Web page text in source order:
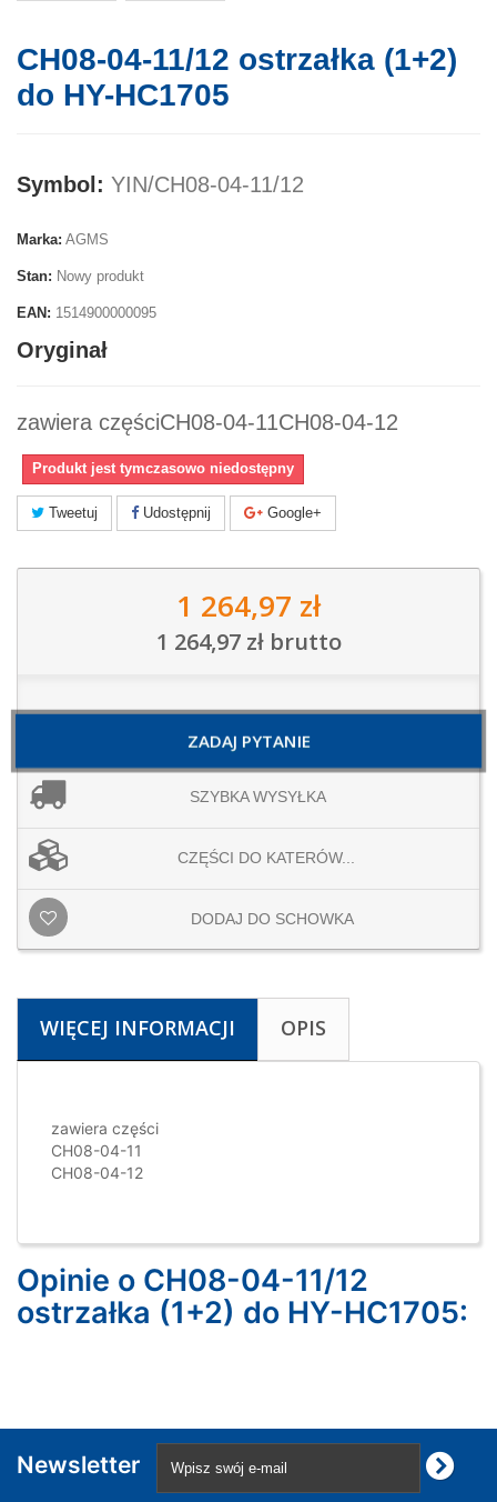
CH08-04-11/12 ostrzałka (1+2)
do HY-HC1705
Symbol: YIN/CH08-04-11/12
Marka: AGMS
Stan: Nowy produkt
EAN: 1514900000095
Oryginał
zawiera częściCH08-04-11CH08-04-12
Produkt jest tymczasowo niedostępny
Tweetuj Udostępnij Google+
1 264,97 zł
1 264,97 złbrutto
ZADAJ PYTANIE
SZYBKA WYSYŁKA
CZĘŚCI DO KATERÓW...
DODAJ DO SCHOWKA
WIĘCEJ INFORMACJI OPIS
zawiera części
CH08-04-11
CH08-04-12
Opinie o CH08-04-11/12
ostrzałka (1+2) do HY-HC1705:
Newsletter